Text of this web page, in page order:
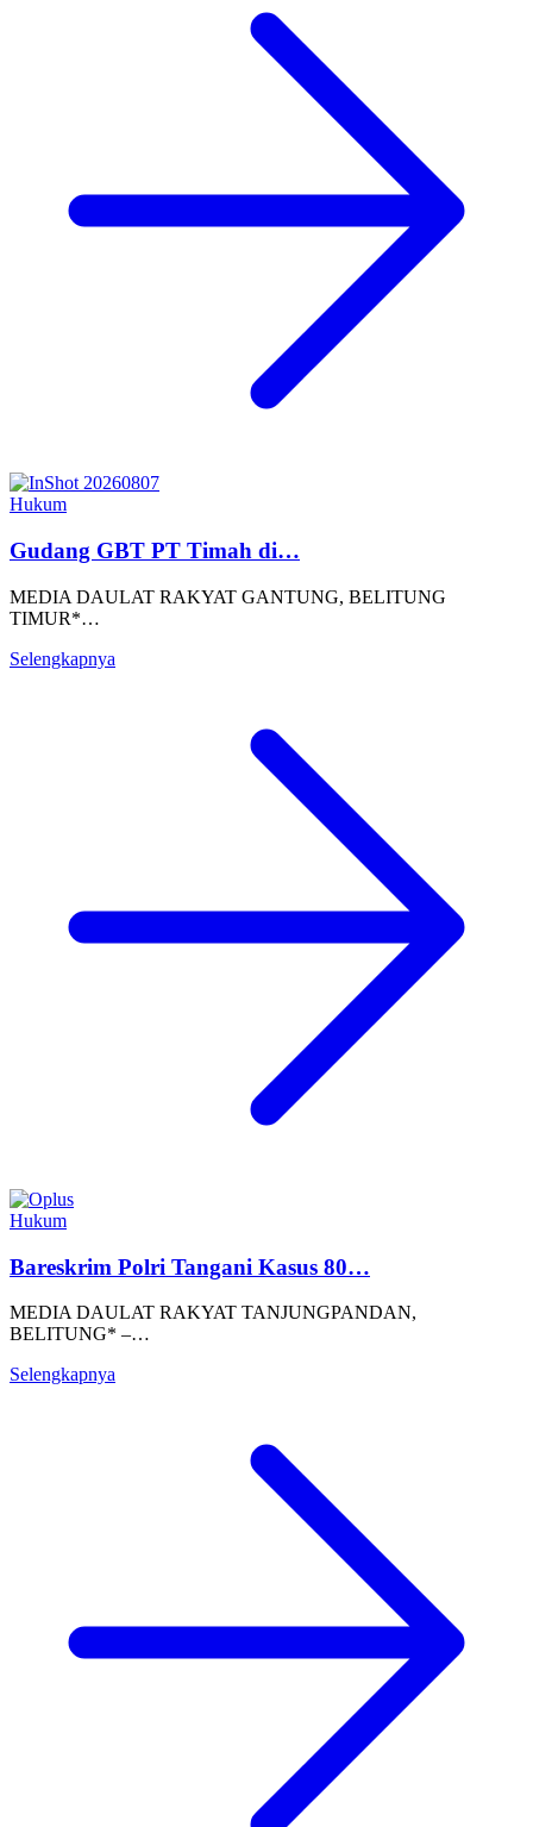
Hukum
Gudang GBT PT Timah di…
MEDIA DAULAT RAKYAT GANTUNG, BELITUNG
TIMUR*…
Selengkapnya
Hukum
Bareskrim Polri Tangani Kasus 80…
MEDIA DAULAT RAKYAT TANJUNGPANDAN,
BELITUNG* –…
Selengkapnya